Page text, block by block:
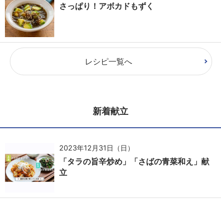
さっぱり！アボカドもずく
レシピ一覧へ
新着献立
2023年12月31日（日）
「タラの旨辛炒め」「さばの青菜和え」献
立